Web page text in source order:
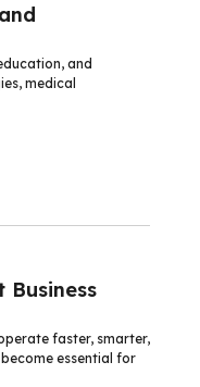
and
medical
Business
faster, smarter,
essential for